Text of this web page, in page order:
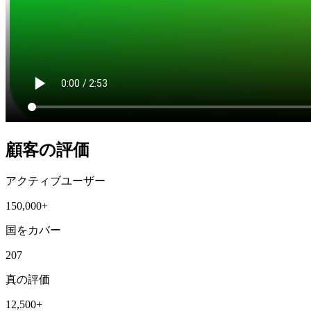
顧客の評価
アクティブユーザー
150,000+
国をカバー
207
真の評価
12,500+